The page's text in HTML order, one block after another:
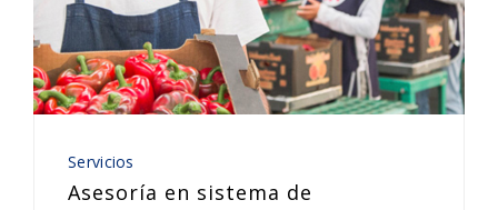
Servicios
Asesoría en sistema de